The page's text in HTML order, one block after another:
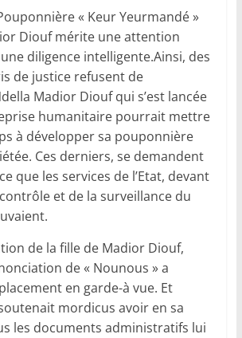
« Keur Yeurmandé »
Diouf mérite une attention
diligence intelligente.Ainsi, des
de justice refusent de
Madior Diouf qui s’est lancée
humanitaire pourrait mettre
à développer sa pouponnière
Ces derniers, se demandent
que les services de l’Etat, devant
et de la surveillance du
de la fille de Madior Diouf,
de « Nounous » a
en garde-à vue. Et
mordicus avoir en sa
les documents administratifs lui